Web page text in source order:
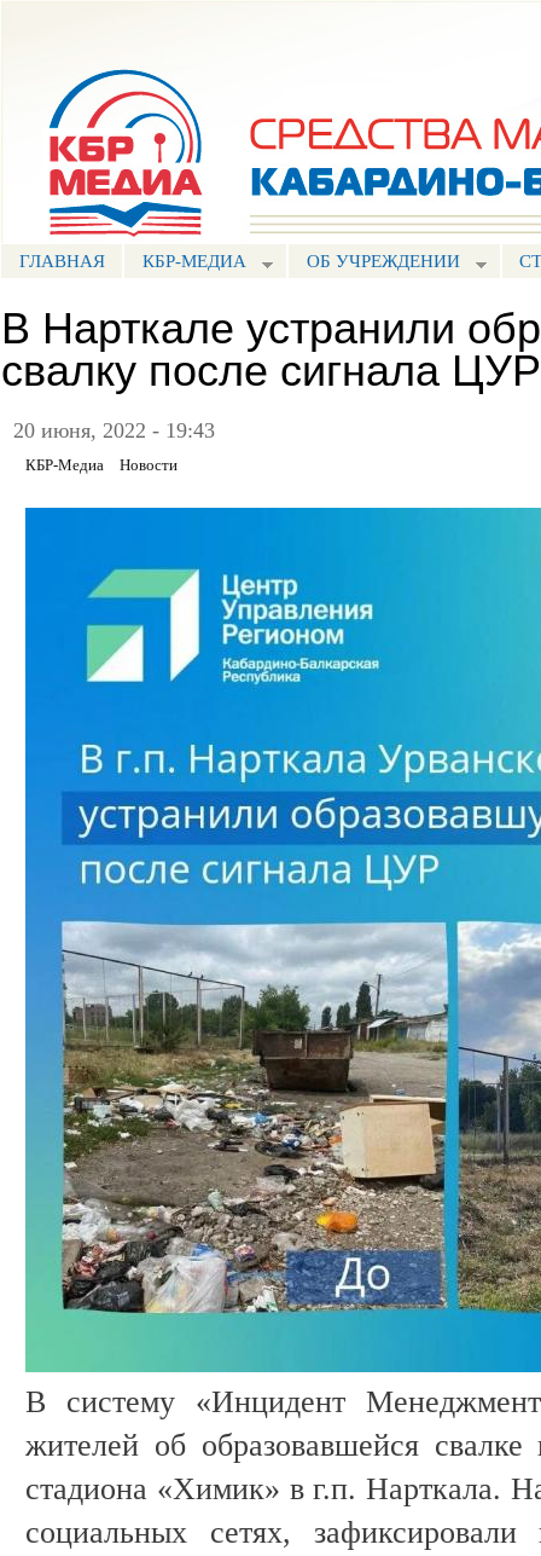
ГЛАВНАЯ КБР-МЕДИА ОБ УЧРЕЖДЕНИИ
В Нарткале устранили
свалку после сигнала ЦУР
20 июня, 2022 - 19:43
КБР-Медиа Новости
В систему «Инцидент
жителей об образовавшейся
стадиона «Химик» в г.п. Нарткала.
социальных сетях,